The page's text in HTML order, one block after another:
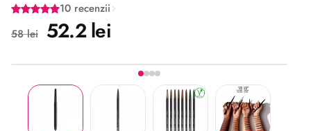
10 recenzii
58 lei 52.2 lei
Share
Imaginea 1 din 4